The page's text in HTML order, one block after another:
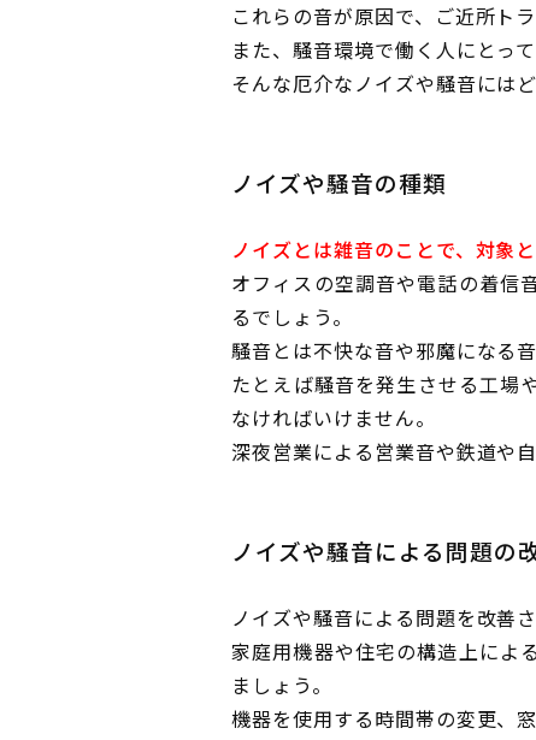
これらの音が原因で、ご近所ト
また、騒音環境で働く人にとっ
そんな厄介なノイズや騒音には
ノイズや騒音の種類
ノイズとは雑音のことで、対象
オフィスの空調音や電話の着信
るでしょう。
騒音とは不快な音や邪魔になる
たとえば騒音を発生させる工場
なければいけません。
深夜営業による営業音や鉄道や
ノイズや騒音による問題の
ノイズや騒音による問題を改善
家庭用機器や住宅の構造上によ
ましょう。
機器を使用する時間帯の変更、